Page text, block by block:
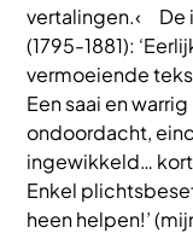
vertalingen.‹ De
(1795-1881):
vermoeiende
Een saai en
ondoordacht,
ingewikkeld…
Enkel
heen helpen!’